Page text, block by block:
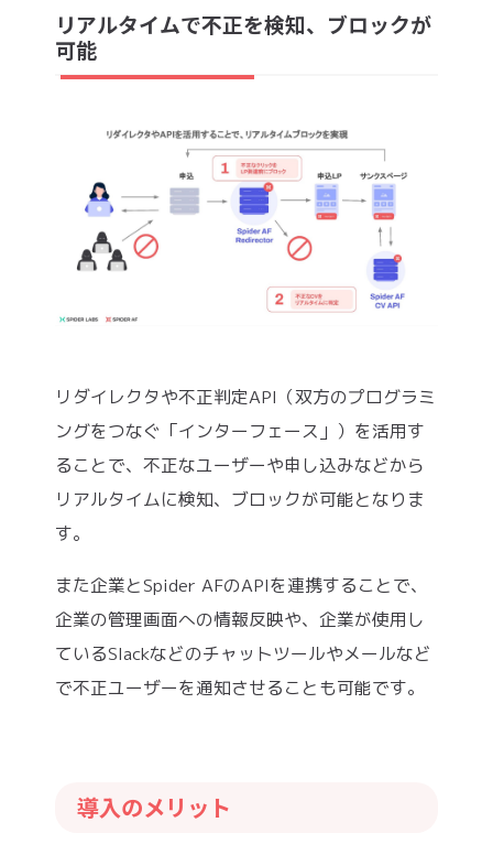
リアルタイムで不正を検知、ブロックが
可能
リダイレクタや不正判定API（双方のプログラミ
ングをつなぐ「インターフェース」）を活用す
ることで、不正なユーザーや申し込みなどから
リアルタイムに検知、ブロックが可能となりま
す。
また企業とSpider AFのAPIを連携することで、
企業の管理画面への情報反映や、企業が使用し
ているSlackなどのチャットツールやメールなど
で不正ユーザーを通知させることも可能です。
導入のメリット